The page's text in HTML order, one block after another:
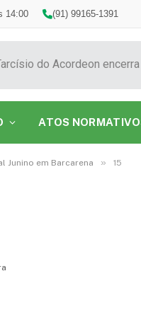
14:00 (91) 99165-1391
ATOS
Junino em Barcarena » 15